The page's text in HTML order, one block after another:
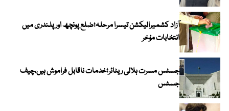
آزاد کشمیرالیکشن تیسرا مرحلہ؛ضلع پونچھ اور پلندری میں
انتخابات مؤخر
جسٹس مسرت ہلالی ریٹائر؛خدمات ناقابل فراموش ہیں،چیف
جسٹس